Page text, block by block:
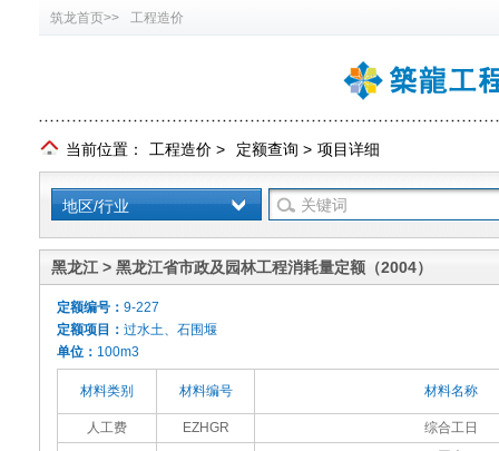
筑龙首页>> 工程造价
当前位置： 工程造价 > 定额查询 > 项目详细
地区/行业
黑龙江 > 黑龙江省市政及园林工程消耗量定额（2004）
定额编号： 9-227
定额项目： 过水土、石围堰
单位： 100m3
材料类别 材料编号 材料名称
人工费 EZHGR 综合工日